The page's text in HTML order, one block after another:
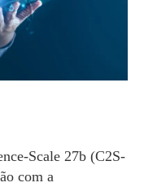
Scale 27b (C2S-
com a